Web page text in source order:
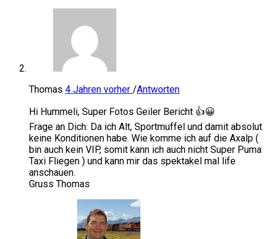
Thomas 4 Jahren vorher /Antworten
Hi Hummeli, Super Fotos Geiler Bericht 👍😀
Frage an Dich: Da ich Alt, Sportmuffel und damit absolut
keine Konditionen habe. Wie komme ich auf die Axalp (
bin auch kein VIP, somit kann ich auch nicht Super Puma
Taxi Fliegen ) und kann mir das spektakel mal life
anschauen.
Gruss Thomas